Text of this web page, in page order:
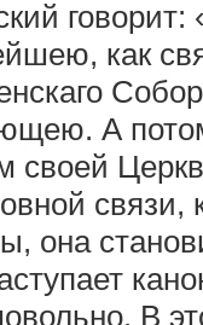
как
А
своей
связи,
она
В